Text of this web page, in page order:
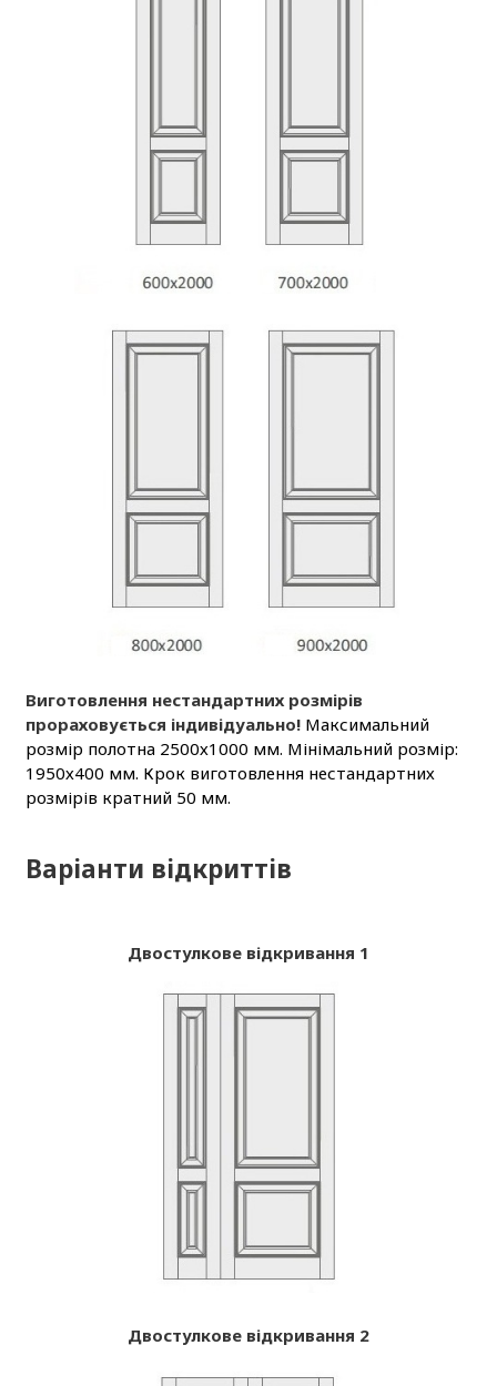
Виготовлення нестандартних розмірів
прораховується індивідуально!Максимальний
розмір полотна 2500х1000 мм. Мінімальний розмір:
1950х400 мм. Крок виготовлення нестандартних
розмірів кратний 50 мм.
Варіанти відкриттів
Двостулкове відкривання 1
Двостулкове відкривання 2